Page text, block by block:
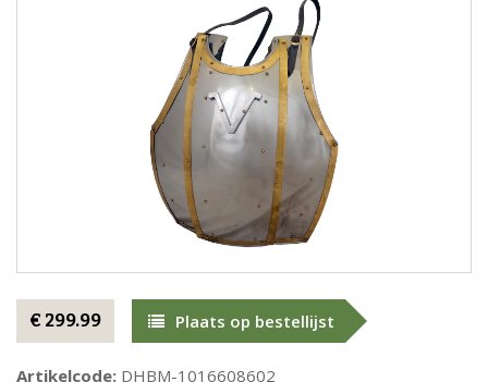
€ 299.99 Plaats op bestellijst
Artikelcode: DHBM-1016608602